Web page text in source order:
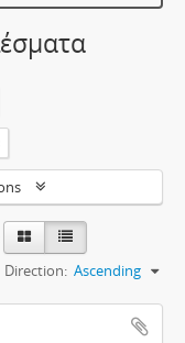
Direction: Ascending